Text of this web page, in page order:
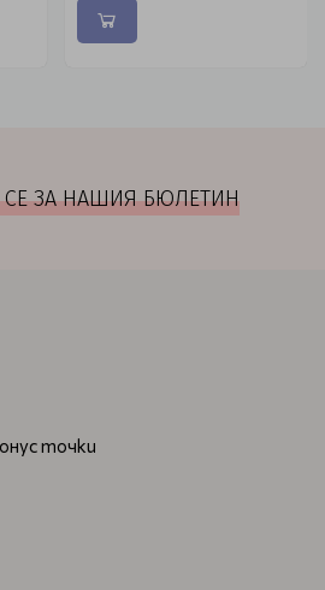
СЕ ЗА НАШИЯ БЮЛЕТИН
точки